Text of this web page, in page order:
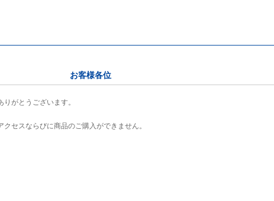
お客様各位
がとうございます。
セスならびに商品のご購入ができません。